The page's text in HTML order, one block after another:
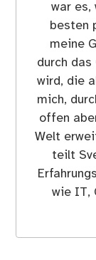
war es,
besten
meine
durch
wird, die
mich,
offen
Welt
teilt
wie IT,